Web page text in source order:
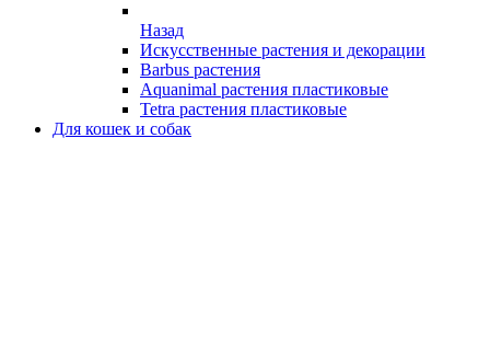
Назад
Искусственные растения и декорации
Barbus растения
Aquanimal растения пластиковые
Tetra растения пластиковые
Для кошек и собак